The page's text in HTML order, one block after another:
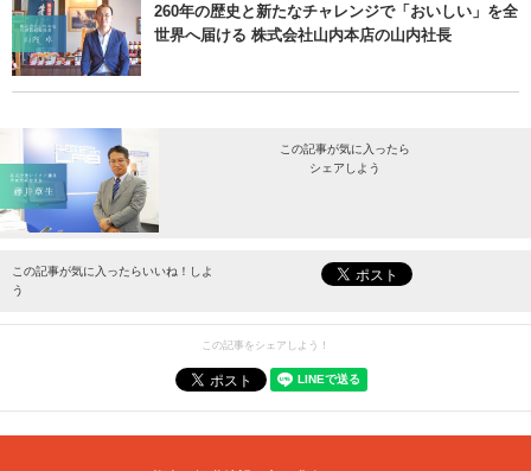
260年の歴史と新たなチャレンジで「おいしい」を全
世界へ届ける 株式会社山内本店の山内社長
この記事が気に入ったら
シェアしよう
最新情報をお届けします。
この記事が気に入ったらいいね！しよ
う
この記事をシェアしよう！